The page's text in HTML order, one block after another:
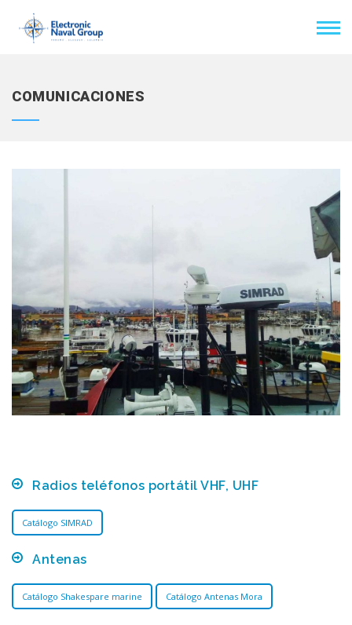
COMUNICACIONES
Radios teléfonos portátil VHF, UHF
Catálogo SIMRAD
Antenas
Catálogo Shakespare marine Catálogo Antenas Mora